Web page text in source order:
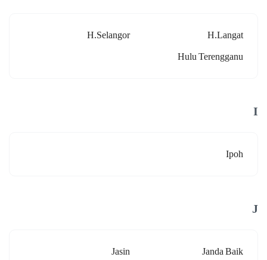
H.langat
H.selangor
Hulu Terengganu
I
Ipoh
J
Janda Baik
Jasin